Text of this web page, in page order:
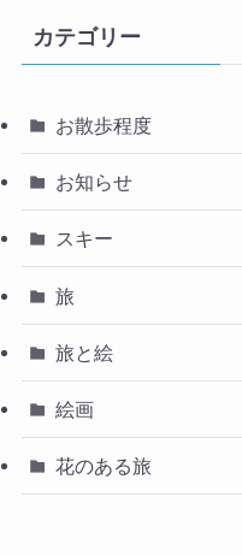
カテゴリー
お散歩程度
お知らせ
スキー
旅
旅と絵
絵画
花のある旅